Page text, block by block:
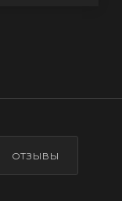
ОТЗЫВЫ